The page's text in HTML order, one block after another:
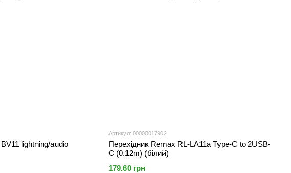
lightning/audio
Артикул: 00000017902
Перехідник Remax RL-LA11a Type-C to 2USB-
C (0.12m) (білий)
179.60 грн